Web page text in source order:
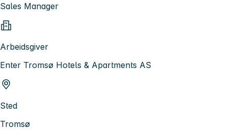
Sales Manager
Arbeidsgiver
Enter Tromsø Hotels & Apartments AS
Sted
Tromsø